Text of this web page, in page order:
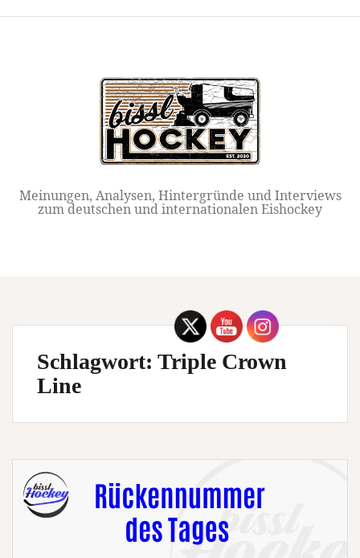
Meinungen, Analysen, Hintergründe und Interviews
zum deutschen und internationalen Eishockey
Schlagwort: Triple Crown
Line